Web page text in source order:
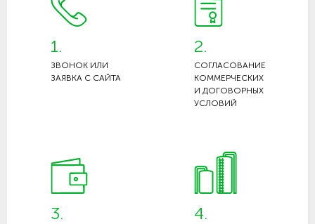
1.
ЗВОНОК ИЛИ
ЗАЯВКА С САЙТА
2.
СОГЛАСОВАНИЕ
КОММЕРЧЕСКИХ
И ДОГОВОРНЫХ
УСЛОВИЙ
3. 4.